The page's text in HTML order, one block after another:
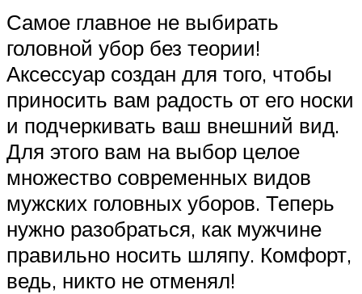
Самое главное не выбирать
головной убор без теории!
Аксессуар создан для того, чтобы
приносить вам радость от его носки
и подчеркивать ваш внешний вид.
Для этого вам на выбор целое
множество современных видов
мужских головных уборов. Теперь
нужно разобраться, как мужчине
правильно носить шляпу. Комфорт,
ведь, никто не отменял!